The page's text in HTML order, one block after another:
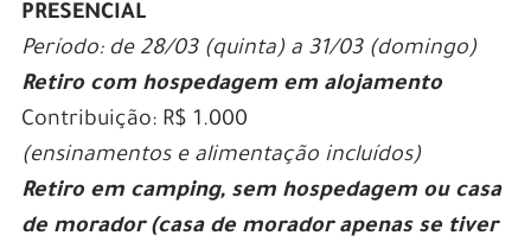
PRESENCIAL
Período: de 28/03 (quinta) a 31/03 (domingo)
Retiro com hospedagem em alojamento
Contribuição: R$ 1.000
(ensinamentos e alimentação incluídos)
Retiro em camping, sem hospedagem ou casa
de morador (casa de morador apenas se tiver